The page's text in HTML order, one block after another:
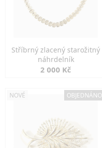
Stříbrný zlacený starožitný
náhrdelník
2 000 Kč
NOVÉ OBJEDNÁNO